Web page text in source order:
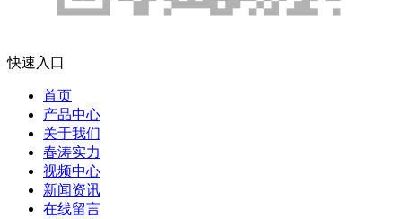
快速入口
首页
产品中心
关于我们
春涛实力
视频中心
新闻资讯
在线留言